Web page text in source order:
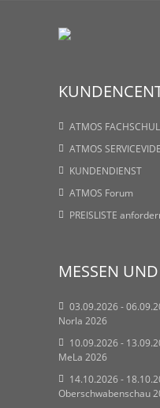
ATMOS
ATMOS
KUNDENDIENST
ATMOS Forum
PREISLISTE
MESSEN
03.09.2026 -
Norla 2026
10.09.2026 -
MeLa 2026
14.10.2026 -
Oberschwabenschau